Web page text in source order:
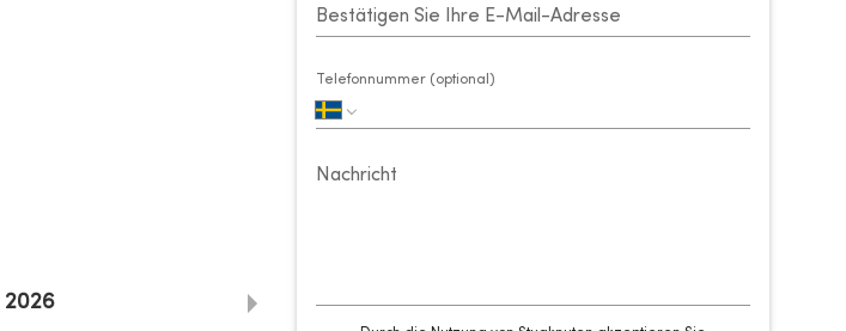
2026
Bestätigen Sie Ihre E-Mail-Adresse
Telefonnummer (optional)
Nachricht